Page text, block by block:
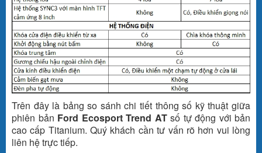
Trên đây là bảng so sánh chi tiết thông số kỹ thuật giữa
phiên bản Ford Ecosport Trend ATsố tự động với bản
cao cấp Titanium. Quý khách cần tư vấn rõ hơn vui lòng
liên hệ trực tiếp.